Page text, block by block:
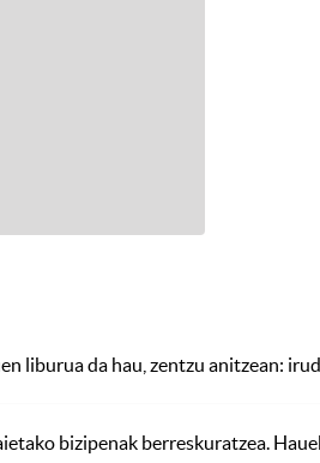
liburua da hau, zentzu anitzean:
bizipenak berreskuratzea.